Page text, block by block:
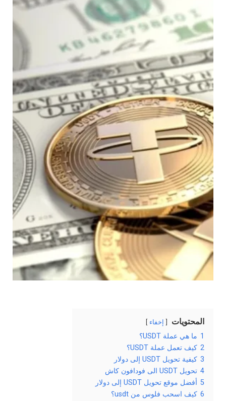
المحتويات إخفاء
1 ما هي عملة USDT؟
2 كيف تعمل عملة USDT؟
3 كيفية تحويل USDT إلى دولار
4 تحويل USDT الى فودافون كاش
5 أفضل موقع تحويل USDT إلى دولار
6 كيف اسحب فلوس من usdt؟